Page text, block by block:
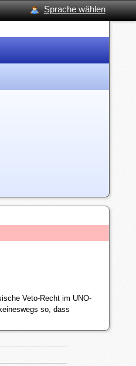
Sprache wählen
Veto-Recht im UNO-
so, dass